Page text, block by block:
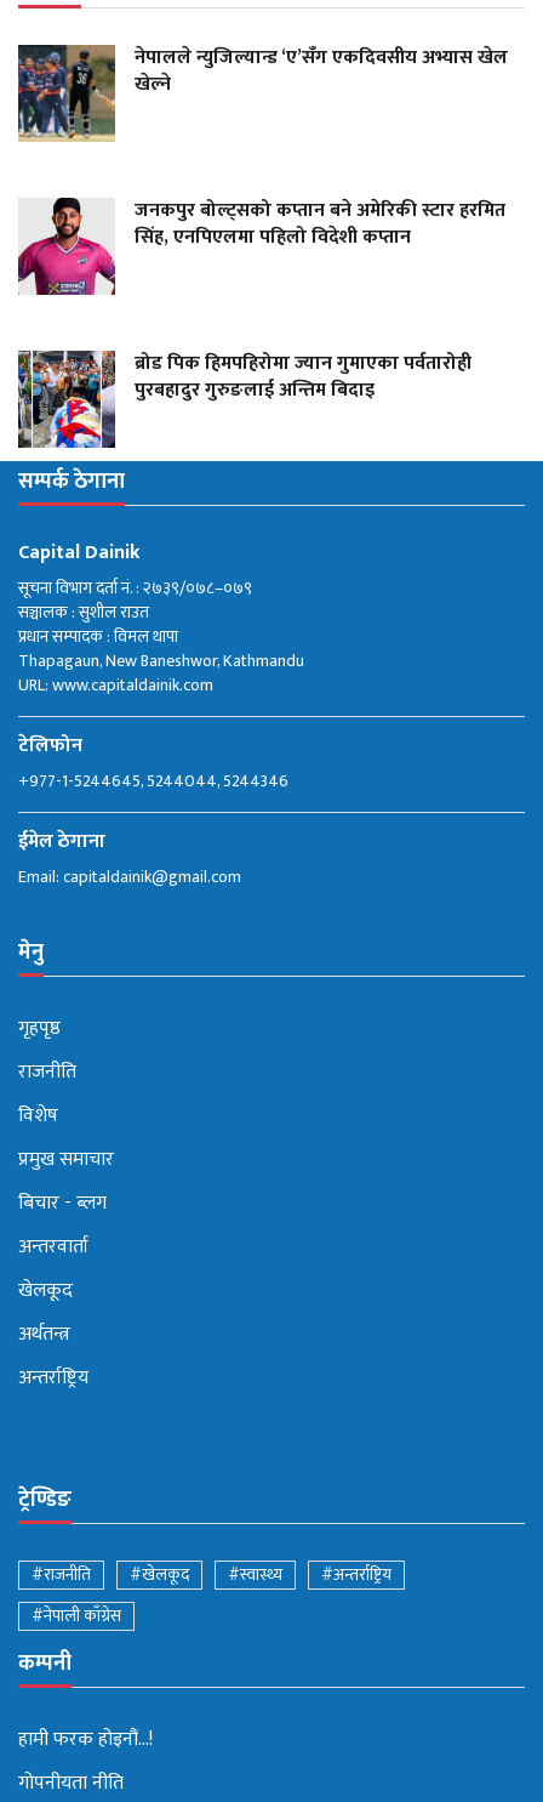
नेपालले न्युजिल्यान्ड ‘ए’सँग एकदिवसीय अभ्यास खेल
खेल्ने
जनकपुर बोल्ट्सको कप्तान बने अमेरिकी स्टार हरमित
सिंह, एनपिएलमा पहिलो विदेशी कप्तान
ब्रोड पिक हिमपहिरोमा ज्यान गुमाएका पर्वतारोही
पुरबहादुर गुरुङलाई अन्तिम बिदाइ
सम्पर्क ठेगाना
Capital Dainik
सूचना विभाग दर्ता नं. : २७३९/०७८–०७९
सञ्चालक : सुशील राउत
प्रधान सम्पादक : विमल थापा
Thapagaun, New Baneshwor, Kathmandu
URL: www.capitaldainik.com
टेलिफोन
+977-1-5244645, 5244044, 5244346
ईमेल ठेगाना
Email:capitaldainik@gmail.com
मेनु
गृहपृष्ठ
राजनीति
विशेष
प्रमुख समाचार
बिचार - ब्लग
अन्तरवार्ता
खेलकूद
अर्थतन्त्र
अन्तर्राष्ट्रिय
ट्रेण्डिङ
#राजनीति #खेलकूद #स्वास्थ्य
#अन्तर्राष्ट्रिय
#नेपाली काँग्रेस
कम्पनी
हामी फरक होइनौं...!
गोपनीयता नीति